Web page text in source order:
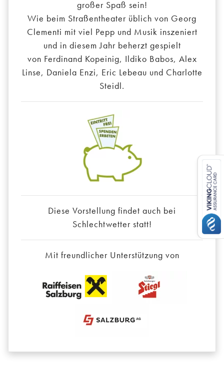
großer Spaß sein!
Wie beim Straßentheater üblich von Georg
Clementi mit viel Pepp und Musik inszeniert
und in diesem Jahr beherzt gespielt
von Ferdinand Kopeinig, Ildiko Babos, Alex
Linse, Daniela Enzi, Eric Lebeau und Charlotte
Steidl.
Diese Vorstellung findet auch bei
Schlechtwetter statt!
Mit freundlicher Unterstützung von